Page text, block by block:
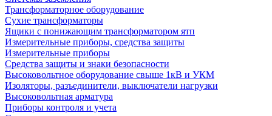
Трансформаторное оборудование
Сухие трансформаторы
Ящики с понижающим трансформатором ятп
Измерительные приборы, средства защиты
Измерительные приборы
Средства защиты и знаки безопасности
Высоковольтное оборудование свыше 1кВ и УКМ
Изоляторы, разъединители, выключатели нагрузки
Высоковольтная арматура
Приборы контроля и учета